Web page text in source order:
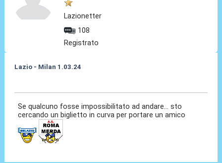
Lazionetter
108
Registrato
Lazio - Milan 1.03.24
Se qualcuno fosse impossibilitato ad andare... sto
cercando un biglietto in curva per portare un amico